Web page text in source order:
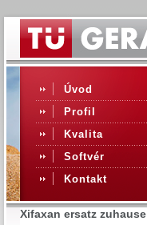
Úvod
Profil
Kvalita
Softvér
Kontakt
Xifaxan ersatz zuhause